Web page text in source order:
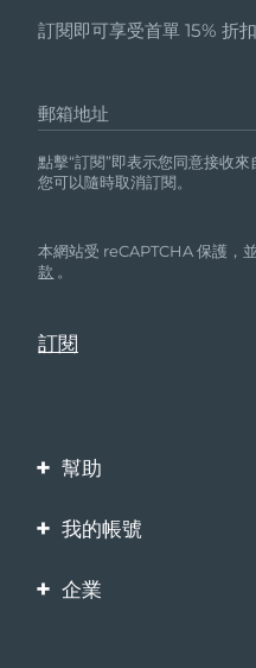
訂閱即可享受首單 15% 折扣
郵箱地址
點擊“訂閱”即表示您同意接收
您可以隨時取消訂閱。
本網站受 reCAPTCHA 保護，
款 。
幫助
聯繫我們
保修與退換貨
我的帳號
產品註冊
企業